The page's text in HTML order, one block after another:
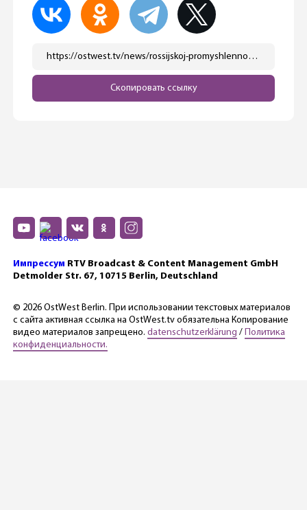
https://ostwest.tv/news/rossijskoj-promyshlennosti-nechem-zamenit-importnoe-oborudovanie/
Скопировать ссылку
Импрессум RTV Broadcast & Content Management GmbH
Detmolder Str. 67, 10715 Berlin, Deutschland
© 2026 OstWest Berlin. При использовании текстовых материалов
с сайта активная ссылка на OstWest.tv обязательна Копирование
видео материалов запрещено. datenschutzerklärung / Политика
конфиденциальности.